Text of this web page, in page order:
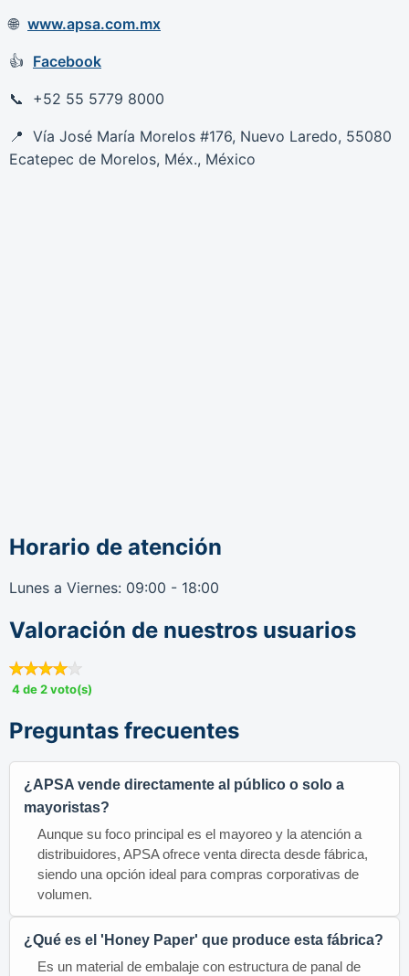
www.apsa.com.mx
Facebook
+52 55 5779 8000
Vía José María Morelos #176, Nuevo Laredo, 55080
Ecatepec de Morelos, Méx., México
Horario de atención
Lunes a Viernes: 09:00 - 18:00
Valoración de nuestros usuarios
4 de 2 voto(s)
Preguntas frecuentes
¿APSA vende directamente al público o solo a
mayoristas?
Aunque su foco principal es el mayoreo y la atención a
distribuidores, APSA ofrece venta directa desde fábrica,
siendo una opción ideal para compras corporativas de
volumen.
¿Qué es el 'Honey Paper' que produce esta fábrica?
Es un material de embalaje con estructura de panal de